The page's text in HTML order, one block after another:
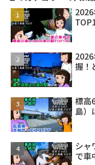
握！
標高
島）
シャ
で車